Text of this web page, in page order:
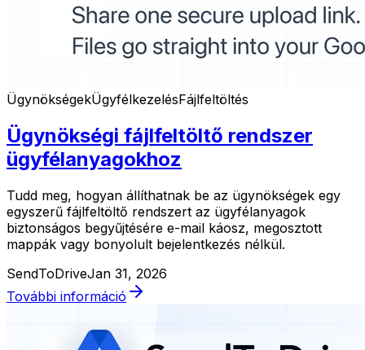
ÜgynökségekÜgyfélkezelésFájlfeltöltés
Ügynökségi fájlfeltöltő rendszer
ügyfélanyagokhoz
Tudd meg, hogyan állíthatnak be az ügynökségek egy
egyszerű fájlfeltöltő rendszert az ügyfélanyagok
biztonságos begyűjtésére e-mail káosz, megosztott
mappák vagy bonyolult bejelentkezés nélkül.
SendToDriveJan 31, 2026
További információ